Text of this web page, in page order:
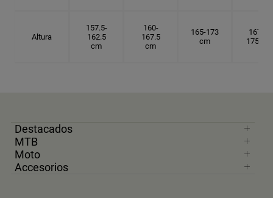
Altura
157.5-
162.5
cm
160-
167.5
cm
165-173
cm
167.5-
175 cm
Destacados
MTB
Moto
Accesorios